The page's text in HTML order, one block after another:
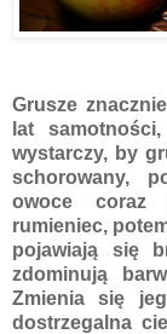
Grusze
lat
wystarczy, by
schorowany,
owoce coraz
rumieniec,
pojawiają się
zdominują
Zmienia się
dostrzegalna